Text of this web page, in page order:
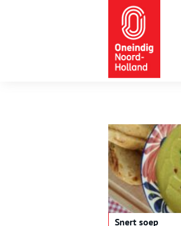
Snert soep